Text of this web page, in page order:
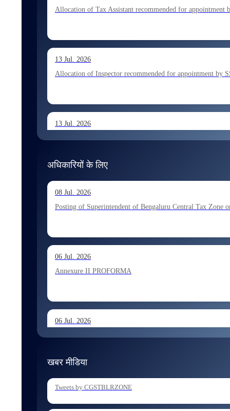
Allocation of Tax Assistant recommended for appointment
13 Jul. 2026
Allocation of Inspector recommended for appointment by
13 Jul. 2026
13 Jul. 2026
Allocation of Executive Assistant recommended for
10 Jul. 2026
Allocation of Tax Assistant recommended for appointment
अधिकारियों के लिए
08 Jul. 2026
Posting of Superintendent of Bengaluru Central Tax Zone
06 Jul. 2026
Annexure II PROFORMA
06 Jul. 2026
06 Jul. 2026
खबर मीडिया
Tweets by CGSTBLRZONE